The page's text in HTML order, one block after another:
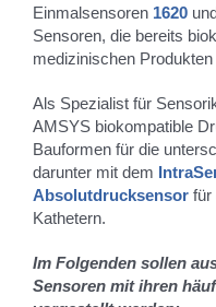
Einmalsensoren 1620
Sensoren, die bereits
medizinischen
Als Spezialist für
AMSYS biokompatible
Bauformen für die
darunter mit dem
Absolutdrucksensorfür
Kathetern.
Im Folgenden sollen
Sensoren mit ihren